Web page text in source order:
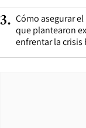
3. Cómo asegurar
que plantearon
enfrentar la crisis